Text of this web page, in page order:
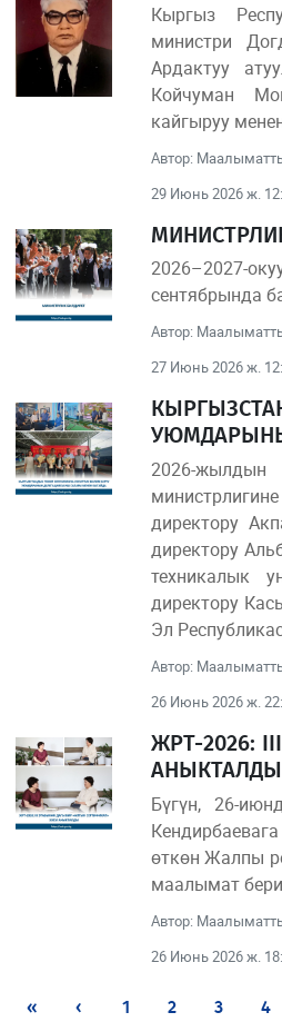
Кыргыз
министри
Ардактуу
Койчуман
кайгыруу
Автор:
29 Июнь 2026 ж.
2026–2027-
сентябрында
Автор:
27 Июнь 2026 ж.
2026-
директору
директору
техникалык
директору
Эл
Автор:
26 Июнь 2026 ж.
ЖРТ-2026:
АНЫКТАЛДЫ
Бүгүн, 26-
өткөн Жалпы
маалымат
Автор:
26 Июнь 2026 ж.
« ‹ 1 2 3 4